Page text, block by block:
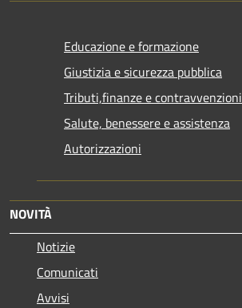
Educazione e formazione
Giustizia e sicurezza pubblica
Tributi,finanze e contravvenzioni
Salute, benessere e assistenza
Autorizzazioni
NOVITÀ
Notizie
Comunicati
Avvisi